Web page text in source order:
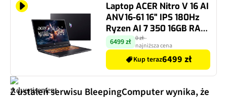
Laptop ACER Nitro V 16 AI
ANV16-61 16" IPS 180Hz
Ryzen AI 7 350 16GB RAM
1TB SSD GeForce
RTX5070 DLSS 4, Funkcje
6499 zł 0 zł-
najniższa cena
Kup teraz6499 zł
Z ustaleń serwisu BleepingComputer wynika, że